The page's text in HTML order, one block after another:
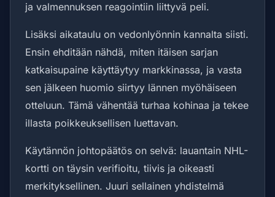
ja valmennuksen reagointiin liittyvä peli.
Lisäksi aikataulu on vedonlyönnin kannalta siisti.
Ensin ehditään nähdä, miten itäisen sarjan
katkaisupaine käyttäytyy markkinassa, ja vasta
sen jälkeen huomio siirtyy lännen myöhäiseen
otteluun. Tämä vähentää turhaa kohinaa ja tekee
illasta poikkeuksellisen luettavan.
Käytännön johtopäätös on selvä: lauantain NHL-
kortti on täysin verifioitu, tiivis ja oikeasti
merkityksellinen. Juuri sellainen yhdistelmä